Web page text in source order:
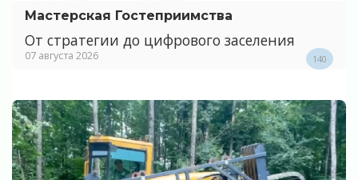
Мастерская Гостеприимства
От стратегии до цифрового заселения
07 августа 2026 140